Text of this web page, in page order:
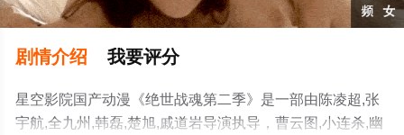
剧情介绍 我要评分
星空影院国产动漫《绝世战魂第二季》是一部由陈凌超,张
宇航,全九州,韩磊,楚旭,戚道岩导演执导，曹云图,小连杀,幽